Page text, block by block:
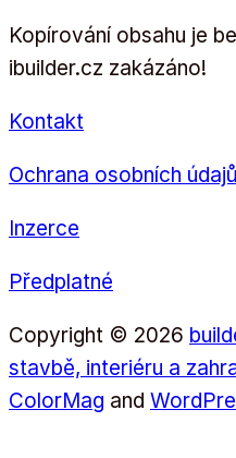
Kopírování obsahu je
ibuilder.cz zakázáno!
Kontakt
Ochrana osobních údajů
Inzerce
Předplatné
Copyright © 2026
stavbě, interiéru a
ColorMag and